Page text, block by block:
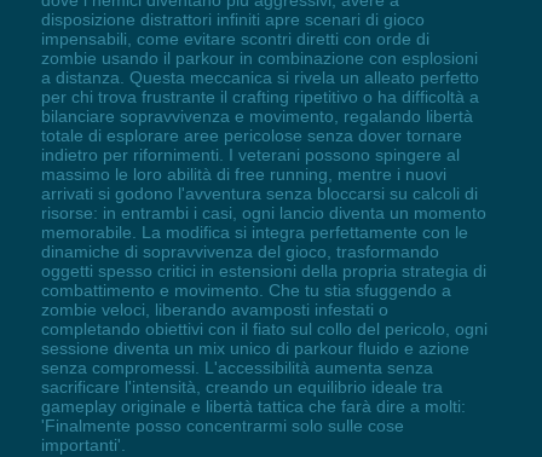
disposizione distrattori infiniti apre scenari di gioco
impensabili, come evitare scontri diretti con orde di
zombie usando il parkour in combinazione con esplosioni
a distanza. Questa meccanica si rivela un alleato perfetto
per chi trova frustrante il crafting ripetitivo o ha difficoltà a
bilanciare sopravvivenza e movimento, regalando libertà
totale di esplorare aree pericolose senza dover tornare
indietro per rifornimenti. I veterani possono spingere al
massimo le loro abilità di free running, mentre i nuovi
arrivati si godono l'avventura senza bloccarsi su calcoli di
risorse: in entrambi i casi, ogni lancio diventa un momento
memorabile. La modifica si integra perfettamente con le
dinamiche di sopravvivenza del gioco, trasformando
oggetti spesso critici in estensioni della propria strategia di
combattimento e movimento. Che tu stia sfuggendo a
zombie veloci, liberando avamposti infestati o
completando obiettivi con il fiato sul collo del pericolo, ogni
sessione diventa un mix unico di parkour fluido e azione
senza compromessi. L'accessibilità aumenta senza
sacrificare l'intensità, creando un equilibrio ideale tra
gameplay originale e libertà tattica che farà dire a molti:
'Finalmente posso concentrarmi solo sulle cose
importanti'.